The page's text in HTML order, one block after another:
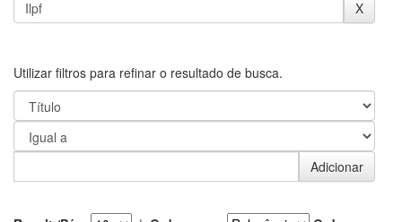
Utilizar filtros para refinar o resultado de busca.